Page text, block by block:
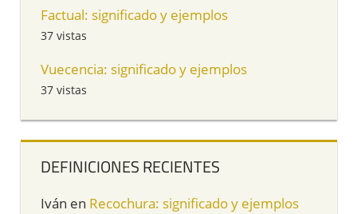
Factual: significado y ejemplos
37 vistas
Vuecencia: significado y ejemplos
37 vistas
DEFINICIONES RECIENTES
Iván en Recochura: significado y ejemplos